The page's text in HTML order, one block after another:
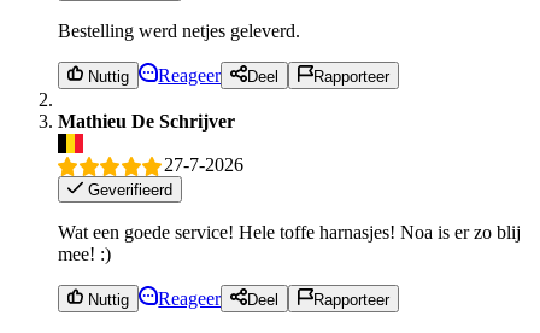
Bestelling werd netjes geleverd.
Nuttig Reageer Deel Rapporteer
Mathieu De Schrijver
27-7-2026
Geverifieerd
Wat een goede service! Hele toffe harnasjes! Noa is er zo blij
mee! :)
Nuttig Reageer Deel Rapporteer